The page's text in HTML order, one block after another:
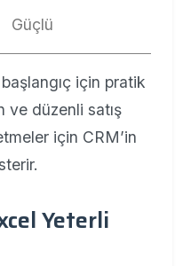
Güçlü
başlangıç için pratik
ve düzenli satış
için CRM’in
Yeterli